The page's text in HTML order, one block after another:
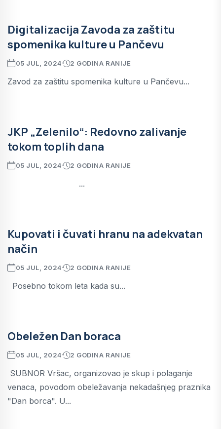
Digitalizacija Zavoda za zaštitu
spomenika kulture u Pančevu
05 JUL, 2024 2 GODINA RANIJE
Zavod za zaštitu spomenika kulture u Pančevu...
JKP „Zelenilo“: Redovno zalivanje
tokom toplih dana
05 JUL, 2024 2 GODINA RANIJE
...
Kupovati i čuvati hranu na adekvatan
način
05 JUL, 2024 2 GODINA RANIJE
Posebno tokom leta kada su...
Obeležen Dan boraca
05 JUL, 2024 2 GODINA RANIJE
SUBNOR Vršac, organizovao je skup i polaganje
venaca, povodom obeležavanja nekadašnjeg praznika
"Dan borca". U...